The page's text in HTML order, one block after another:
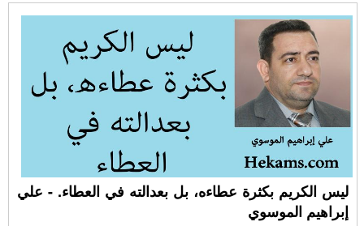
ليس الكريم بكثرة عطاءه، بل بعدالته في العطاء. - علي
إبراهيم الموسوي